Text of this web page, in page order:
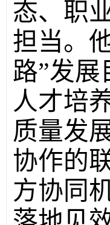
态、职
担当。
路”发
人才培
质量发
协作的
方协同